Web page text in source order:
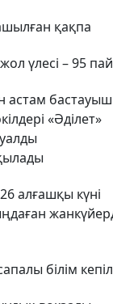
қақпа
үлесі – 95
астам бастауыш
«Әділет»
алғашқы күні
білім